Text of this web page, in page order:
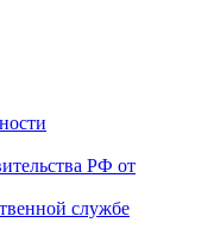
РФ от
службе